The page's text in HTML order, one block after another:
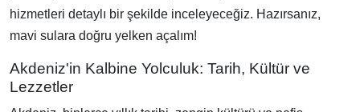
hizmetleri detaylı bir şekilde inceleyeceğiz. Hazırsanız,
mavi sulara doğru yelken açalım!
Akdeniz'in Kalbine Yolculuk: Tarih, Kültür ve
Lezzetler